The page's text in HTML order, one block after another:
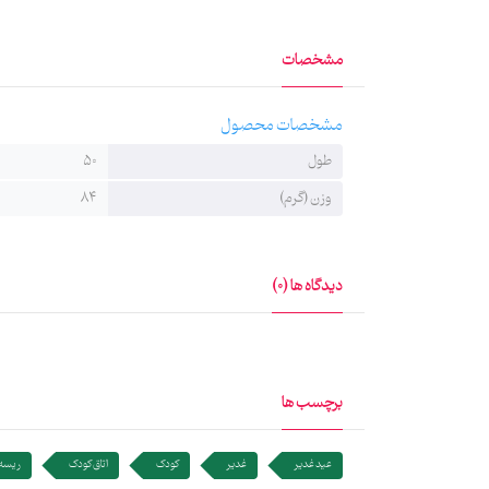
مشخصات
مشخصات محصول
طول
50
وزن (گرم)
84
دیدگاه ها (0)
برچسب ها
عید غدیر غدیر کودک اتاق کودک